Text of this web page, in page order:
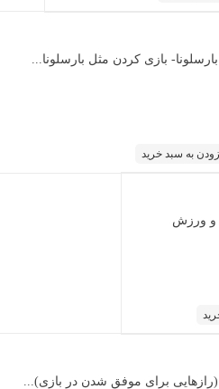
بازی کردن مثل بارسلونا...
به سبد خرید
برای موفق شدن در بازی)...